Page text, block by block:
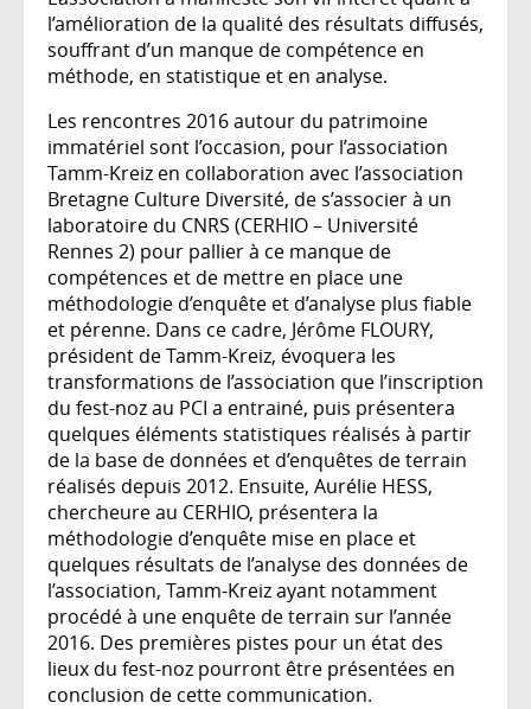
Hess
by
BCD/Sevenadurioù
l’amélioration de la qualité des résultats diffusés,
souffrant d’un manque de compétence en
méthode, en statistique et en analyse.
Les rencontres 2016 autour du patrimoine
immatériel sont l’occasion, pour l’association
Tamm-Kreiz en collaboration avec l’association
Bretagne Culture Diversité, de s’associer à un
laboratoire du CNRS (CERHIO – Université
Rennes 2) pour pallier à ce manque de
compétences et de mettre en place une
méthodologie d’enquête et d’analyse plus fiable
et pérenne. Dans ce cadre, Jérôme FLOURY,
président de Tamm-Kreiz, évoquera les
transformations de l’association que l’inscription
du fest-noz au PCI a entrainé, puis présentera
quelques éléments statistiques réalisés à partir
de la base de données et d’enquêtes de terrain
réalisés depuis 2012. Ensuite, Aurélie HESS,
chercheure au CERHIO, présentera la
méthodologie d’enquête mise en place et
quelques résultats de l’analyse des données de
l’association, Tamm-Kreiz ayant notamment
procédé à une enquête de terrain sur l’année
2016. Des premières pistes pour un état des
lieux du fest-noz pourront être présentées en
conclusion de cette communication.